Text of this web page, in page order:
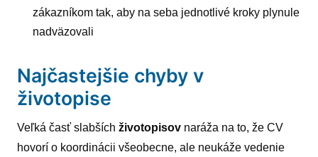
zákazníkom tak, aby na seba jednotlivé kroky plynule
nadväzovali
Najčastejšie chyby v
životopise
Veľká časť slabších životopisov naráža na to, že CV
hovorí o koordinácii všeobecne, ale neukáže vedenie